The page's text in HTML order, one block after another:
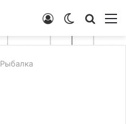
Switch
Войти
Рыбалка